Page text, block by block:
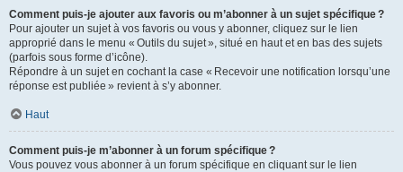
Comment puis-je ajouter aux favoris ou m’abonner à un sujet spécifique ?
Pour ajouter un sujet à vos favoris ou vous y abonner, cliquez sur le lien
approprié dans le menu « Outils du sujet », situé en haut et en bas des sujets
(parfois sous forme d’icône).
Répondre à un sujet en cochant la case « Recevoir une notification lorsqu’une
réponse est publiée » revient à s’y abonner.
Haut
Comment puis-je m’abonner à un forum spécifique ?
Vous pouvez vous abonner à un forum spécifique en cliquant sur le lien